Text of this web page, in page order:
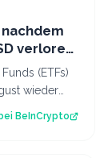
verloren
(ETFs)
wieder
BeInCrypto